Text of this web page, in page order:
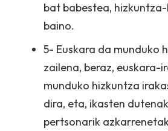
bat babestea,
baino.
5- Euskara da munduko
zailena, beraz, euskara-
munduko hizkuntza
dira, eta, ikasten
pertsonarik